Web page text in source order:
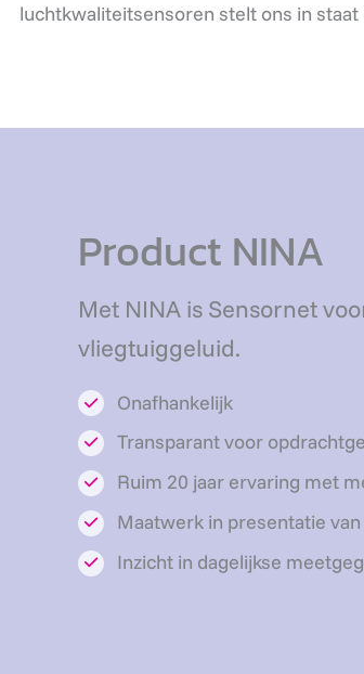
luchtkwaliteitsensoren stelt ons in
Product NINA
Met NINA is Sensornet
vliegtuiggeluid.
Onafhankelijk
Transparant voor
Ruim 20 jaar ervaring met
Maatwerk in presentatie van
Inzicht in dagelijkse